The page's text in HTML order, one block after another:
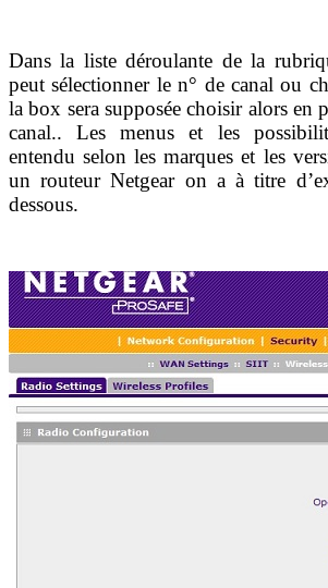
Dans la liste déroulante de la
peut sélectionner le n° de canal ou
la box sera supposée choisir alors en
canal.. Les menus et les
entendu selon les marques et les
un routeur Netgear on a à titre
dessous.